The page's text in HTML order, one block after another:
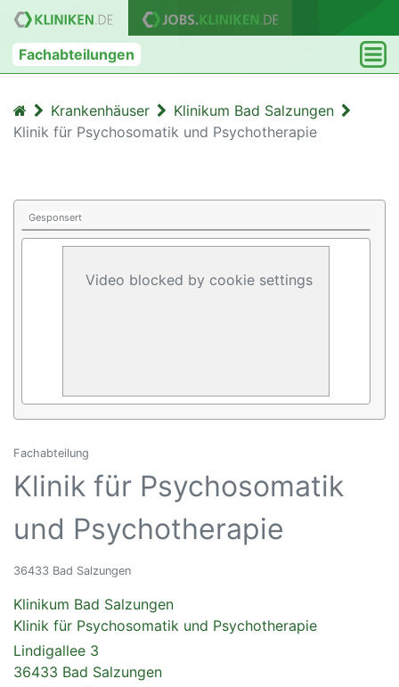
Fachabteilungen
Krankenhäuser
Klinikum Bad Salzungen
Klinik für Psychosomatik und Psychotherapie
Gesponsert
Video blocked by cookie settings
Fachabteilung
Klinik für Psychosomatik
und Psychotherapie
36433 Bad Salzungen
Klinikum Bad Salzungen
Klinik für Psychosomatik und Psychotherapie
Lindigallee 3
36433 Bad Salzungen